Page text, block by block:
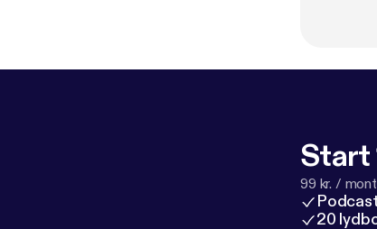
Start
99 kr. /
20